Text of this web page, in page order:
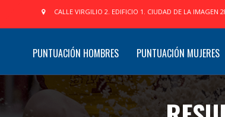
CALLE VIRGILIO 2. EDIFICIO 1. CIUDAD DE LA IMAGEN
PUNTUACIÓN HOMBRES PUNTUACIÓN MUJERES